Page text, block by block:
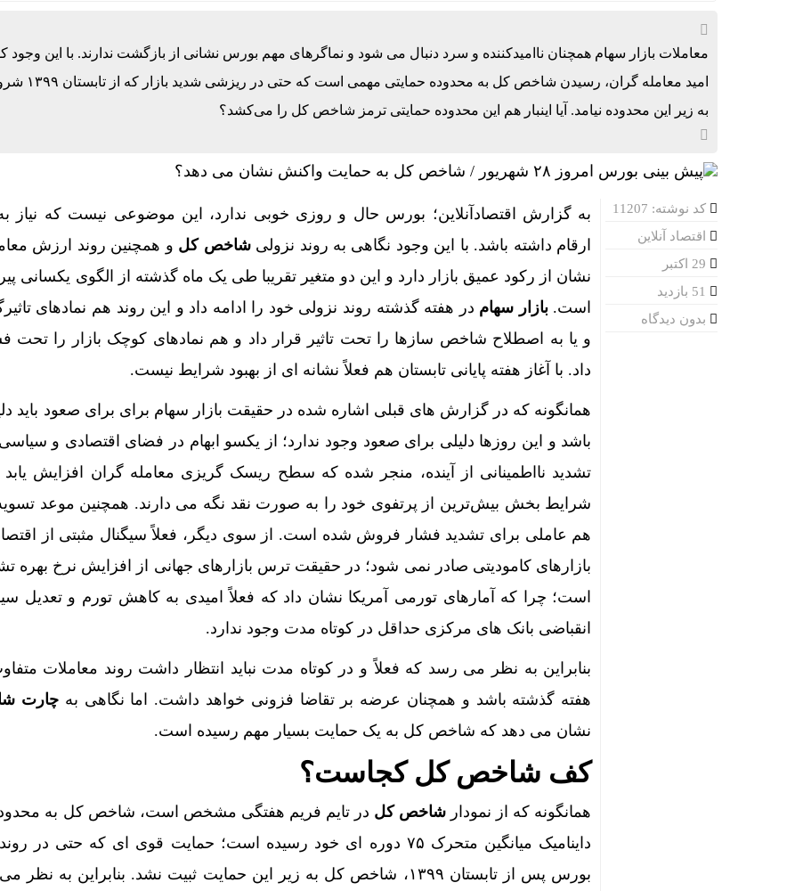
ماهواره‌های جدید استارلینک به مدار رسیدند / پرتاب ۲۴ ماهواره با یک موشک
هشدار وزیر ارتباطات درباره گرانفروشی اینترنت/ هاشمی: در این
هدیه ۲۰۰ گیگابایتی دولت برای خبرنگاران ایرانسلی
پروازهای فرودگاه شهدای نوشهر از سر گرفته شد
وزیر جهاد کشاورزی: نمی‌توان با سرعت قیمت گندم را آزاد کرد
قیمت طلا و سکه امروز یکشنبه 18مرداد/ کاهش همه قیمت ها + جدول
جهش 112 هزار واحدی شاخص بورس در دقایق ابتدایی معاملات امروز
قیمت طلا و سکه یکشنبه 18 مرداد+ جدول
اولین تصاویر شیائومی میکس فولد ۵ منتشر شد
۴۸ سال کار برای خرید یک تویوتا کمری
ورود تیم کارآگاهان پلیس به پرونده قتل حمیدرضا رجب‌زاده
دلار به 186 هزار تومان برگشت/ بازارها به توافق احتمالی هرمز چه واکنشی نشان دادند؟
اظهارات همتی درباره دلار/ دلار ۱۶ درصد گران شده؛ این افزایش طبیعی است
دلار ۴ درصد ریخت، ۲۰۷ فقط ۲.۹ درصد / خودرو زیر فشار دلار کوتاه می‌آید؟
هشدار نسبت به وفوع تندباد در تهران
اثر شوک‌های اقتصادی در زنجیره مرغ تا 22 ماه باقی می‌ماند
عملیات اجرایی فاز نخست پروژه قطار شهری فردیس، آغاز می‌شود
«باقر خرازی» به دادگاه ویژه روحانیت احضار شد
معاملات بازار سهام همچنان ناامیدکننده و سرد دنبال می شود و نماگرهای مهم بورس نشانی از بازگشت ندارند. با این
امید معامله گران، رسیدن شاخص کل به
به زیر این محدوده نیامد. آیا اینبار هم این محدوده حمایتی ترمز شاخص کل را می‌کشد؟
کد نوشته: 11207
اقتصاد آنلاین
بدون دیدگاه
به گزارش اقتصادآنلاین؛ بورس حال و روزی خوبی ندارد، این موضوعی نیست که نیاز
ارقام داشته باشد. با این وجود نگاهی به روند نزولیشاخص کل و همچنین روند ارزش
نشان از رکود عمیق بازار دارد و این دو متغیر تقریبا طی یک ماه گذشته از الگوی یکسانی
است.بازار سهام در هفته گذشته روند نزولی خود را ادامه داد و این روند هم نمادهای
و یا به اصطلاح شاخص سازها را تحت تاثیر قرار داد و هم نمادهای کوچک بازار را تحت
داد. با آغاز هفته پایانی تابستان هم فعلاً نشانه ای از بهبود شرایط نیست.
همانگونه که در گزارش های قبلی اشاره شده در حقیقت بازار سهام برای برای صعود باید
باشد و این روزها دلیلی برای صعود وجود ندارد؛ از یکسو ابهام در فضای اقتصادی و
تشدید نااطمینانی از آینده، منجر شده که سطح ریسک گریزی معامله گران افزایش یابد
شرایط بخش بیش‌ترین از پرتفوی خود را به صورت نقد نگه می دارند. همچنین موعد تسویه
هم عاملی برای تشدید فشار فروش شده است. از سوی دیگر،‌ فعلاً سیگنال مثبتی از
بازارهای کامودیتی صادر نمی شود؛ در حقیقت ترس بازارهای جهانی از افزایش نرخ بهره
است؛ چرا که آمارهای تورمی آمریکا نشان داد که فعلاً امیدی به کاهش تورم و تعدیل
انقباضی بانک های مرکزی حداقل در کوتاه مدت وجود ندارد.
بنابراین به نظر می رسد که فعلاً و در کوتاه مدت نباید انتظار داشت روند معاملات
هفته گذشته باشد و همچنان عرضه بر تقاضا فزونی خواهد داشت. اما نگاهی به چارت
نشان می دهد که شاخص کل به یک حمایت بسیار مهم رسیده است.
کف شاخص کل کجاست؟
همانگونه که از نمودار شاخص کل در تایم فریم هفتگی مشخص است،‌ شاخص کل به
داینامیک میانگین متحرک ۷۵ دوره ای خود رسیده است؛ حمایت قوی ای که حتی در
بورس پس از تابستان ۱۳۹۹،‌ شاخص کل به زیر این حمایت ثبیت نشد. بنابراین به